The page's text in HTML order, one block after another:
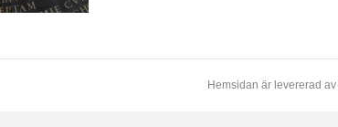
Hemsidan är levererad av